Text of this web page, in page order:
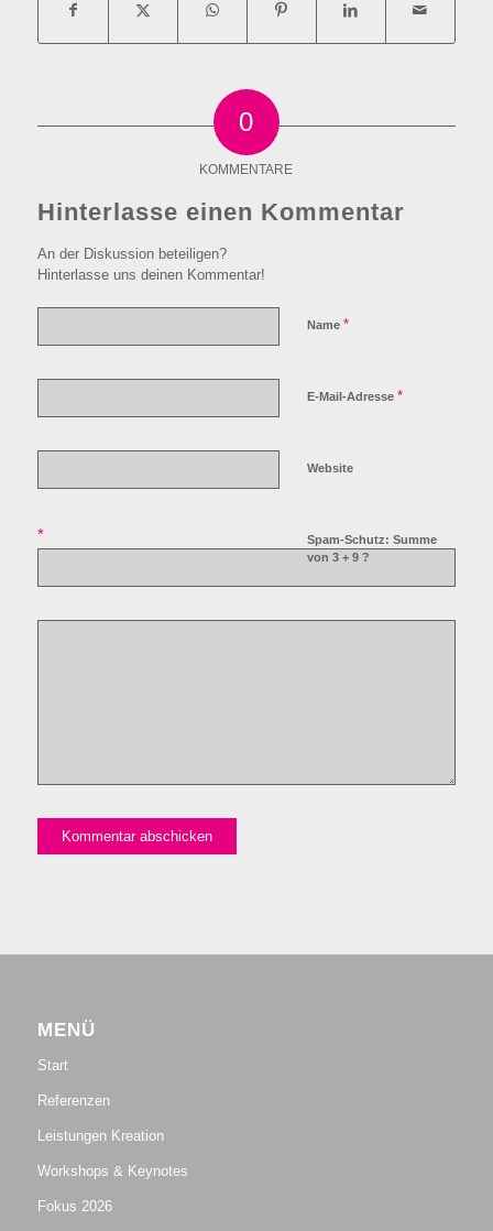
0
KOMMENTARE
Hinterlasse einen Kommentar
An der Diskussion beteiligen?
Hinterlasse uns deinen Kommentar!
Name *
E-Mail-Adresse *
Website
Spam-Schutz: Summe
von 3 + 9 ?
*
MENÜ
Start
Referenzen
Leistungen Kreation
Workshops & Keynotes
Fokus 2026